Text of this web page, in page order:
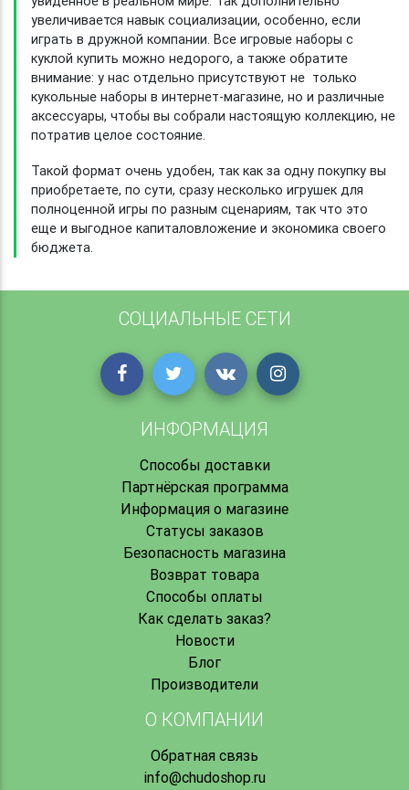
увеличивается навык социализации, особенно, если
играть в дружной компании. Все игровые наборы с
куклой купить можно недорого, а также обратите
внимание: у нас отдельно присутствуют не только
кукольные наборы в интернет-магазине, но и различные
аксессуары, чтобы вы собрали настоящую коллекцию, не
потратив целое состояние.
Такой формат очень удобен, так как за одну покупку вы
приобретаете, по сути, сразу несколько игрушек для
полноценной игры по разным сценариям, так что это
еще и выгодное капиталовложение и экономика своего
бюджета.
СОЦИАЛЬНЫЕ СЕТИ
ИНФОРМАЦИЯ
Способы доставки
Партнёрская программа
Информация о магазине
Статусы заказов
Безопасность магазина
Возврат товара
Способы оплаты
Как сделать заказ?
Новости
Блог
Производители
О КОМПАНИИ
Обратная связь
info@chudoshop.ru